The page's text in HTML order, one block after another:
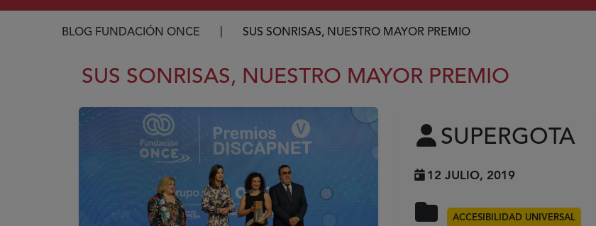
Ruta de navegación
BLOG FUNDACIÓN ONCE SUS SONRISAS, NUESTRO MAYOR PREMIO
SUS SONRISAS, NUESTRO MAYOR PREMIO
SUPERGOTA
12 JULIO, 2019
ACCESIBILIDAD UNIVERSAL